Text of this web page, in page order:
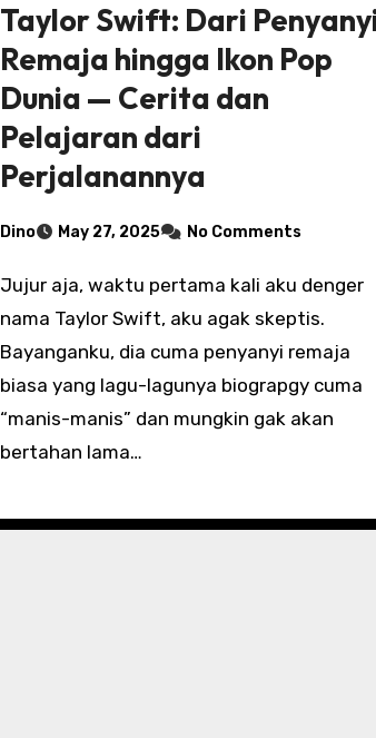
Taylor Swift: Dari
Remaja hingga Ikon Pop
Dunia — Cerita dan
Pelajaran dari
Perjalanannya
Dino May 27, 2025 No Comments
Jujur aja, waktu pertama kali aku denger
nama Taylor Swift, aku agak skeptis.
Bayanganku, dia cuma penyanyi remaja
biasa yang lagu-lagunya biograpgy cuma
“manis-manis” dan mungkin gak akan
bertahan lama…